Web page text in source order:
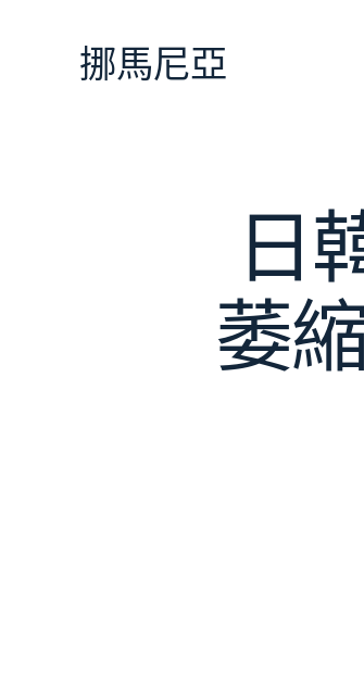
挪馬尼亞
日
萎